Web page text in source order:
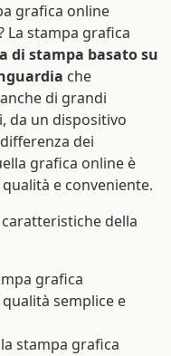
grafica online
La stampa grafica
di stampa basato su
che
di grandi
da un dispositivo
dei
grafica online è
e conveniente.
della
grafica
semplice e
stampa grafica